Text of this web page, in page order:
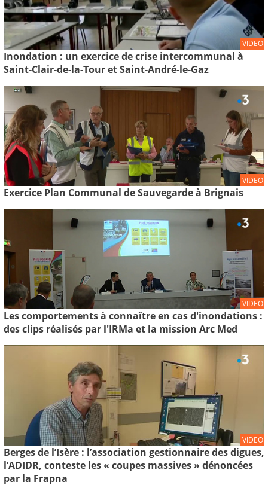
VIDEO
Inondation : un exercice de crise intercommunal à
Saint-Clair-de-la-Tour et Saint-André-le-Gaz
VIDEO
Exercice Plan Communal de Sauvegarde à Brignais
VIDEO
Les comportements à connaître en cas d'inondations :
des clips réalisés par l'IRMa et la mission Arc Med
VIDEO
Berges de l’Isère : l’association gestionnaire des digues,
l’ADIDR, conteste les « coupes massives » dénoncées
par la Frapna